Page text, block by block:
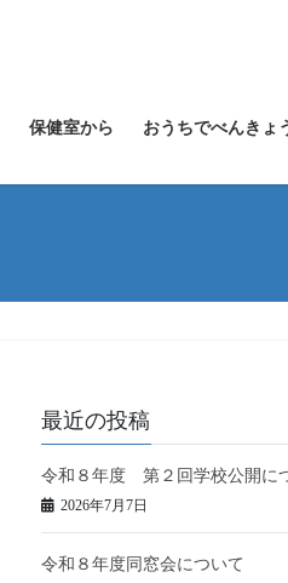
保健室から おうちでべんきょ
最近の投稿
令和８年度 第２回学校公開に
2026年7月7日
令和８年度同窓会について